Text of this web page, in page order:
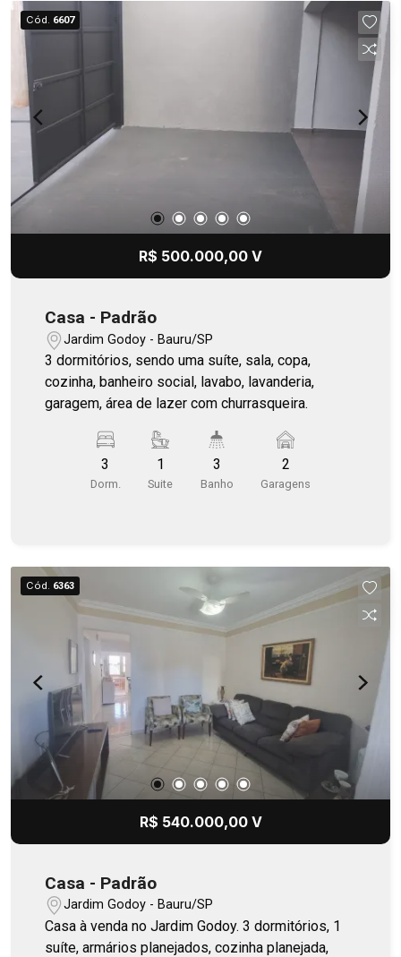
jabuticaba
Cód. 6607
R$ 500.000,00 V
Casa - Padrão
Jardim Godoy - Bauru/SP
3 dormitórios, sendo uma suíte, sala, copa,
cozinha, banheiro social, lavabo, lavanderia,
garagem, área de lazer com churrasqueira.
3
Dorm.
1
Suite
3
Banho
2
Garagens
Cód. 6363
R$ 540.000,00 V
Casa - Padrão
Jardim Godoy - Bauru/SP
Casa à venda no Jardim Godoy. 3 dormitórios, 1
suíte, armários planejados, cozinha planejada,